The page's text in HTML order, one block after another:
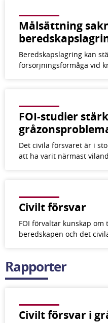
Målsättning
Beredskapslagring kan
försörjningsförmåga vid
FOI-studier
Det civila försvaret är i
att ha varit närmast
Civilt försvar
FOI förvaltar kunskap
beredskapen och det
Rapporter
Civilt försvar i